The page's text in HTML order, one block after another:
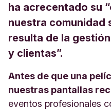
ha acrecentado su
nuestra comunidad
resulta de la
y clientas”.
Antes de que una
nuestras pantallas
eventos profesionales